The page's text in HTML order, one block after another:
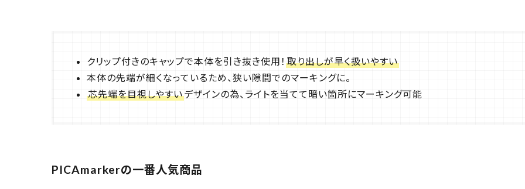
クリップ付きのキャップで本体を引き抜き使用！ 取り出しが早く扱いやすい
本体の先端が細くなっているため、狭い隙間でのマーキングに。
芯先端を目視しやすいデザインの為、ライトを当てて暗い箇所にマーキング可能
PICAmarkerの一番人気商品